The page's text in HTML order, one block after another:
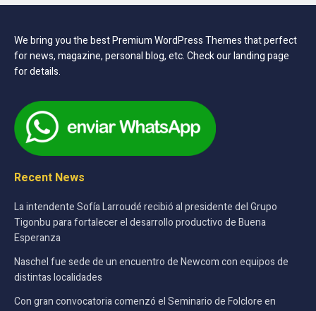
We bring you the best Premium WordPress Themes that perfect
for news, magazine, personal blog, etc. Check our landing page
for details.
Recent News
La intendente Sofía Larroudé recibió al presidente del Grupo
Tigonbu para fortalecer el desarrollo productivo de Buena
Esperanza
Naschel fue sede de un encuentro de Newcom con equipos de
distintas localidades
Con gran convocatoria comenzó el Seminario de Folclore en